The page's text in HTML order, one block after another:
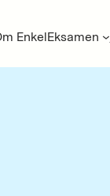
EnkelEksamen